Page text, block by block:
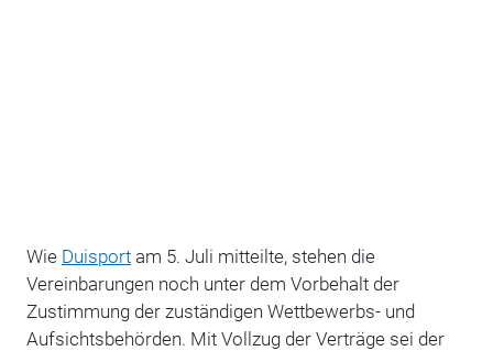
Wie Duisportam 5. Juli mitteilte, stehen die
Vereinbarungen noch unter dem Vorbehalt der
Zustimmung der zuständigen Wettbewerbs- und
Aufsichtsbehörden. Mit Vollzug der Verträge sei der